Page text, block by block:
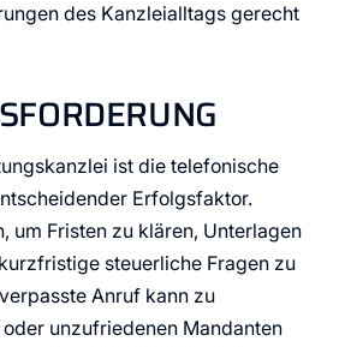
des Kanzleialltags gerecht
ist die telefonische
Erfolgsfaktor.
um Fristen zu klären, Unterlagen
steuerliche Fragen zu
Anruf kann zu
unzufriedenen Mandanten